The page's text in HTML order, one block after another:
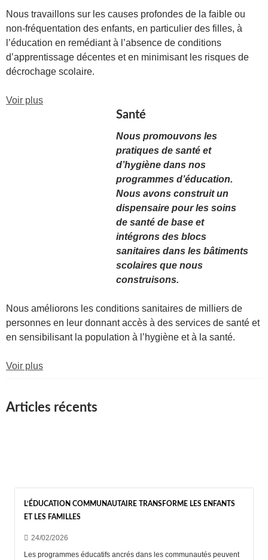
Nous travaillons sur les causes profondes de la faible ou
non-fréquentation des enfants, en particulier des filles, à
l’éducation en remédiant à l’absence de conditions
d’apprentissage décentes et en minimisant les risques de
décrochage scolaire.
Voir plus
Santé
Nous promouvons les
pratiques de santé et
d’hygiène dans nos
programmes d’éducation.
Nous avons construit un
dispensaire pour les soins
de santé de base et
intégrons des blocs
sanitaires dans les bâtiments
scolaires que nous
construisons.
Nous améliorons les conditions sanitaires de milliers de
personnes en leur donnant accès à des services de santé et
en sensibilisant la population à l’hygiène et à la santé.
Voir plus
Articles récents
L’ÉDUCATION COMMUNAUTAIRE TRANSFORME LES ENFANTS
ET LES FAMILLES
24/02/2026
Les programmes éducatifs ancrés dans les communautés peuvent